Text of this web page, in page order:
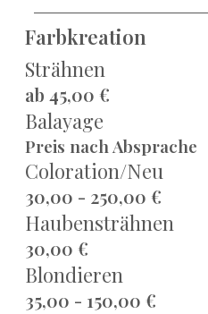
Farbkreation
Strähnen
ab 45,00 €
Balayage
Preis nach Absprache
Coloration/Neu
30,00 - 250,00 €
Haubensträhnen
30,00 €
Blondieren
35,00 - 150,00 €